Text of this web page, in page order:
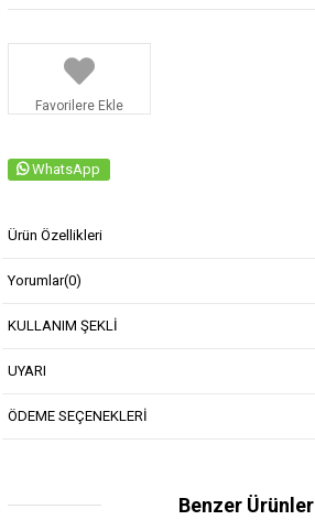
Favorilere Ekle
WhatsApp
Ürün Özellikleri
Yorumlar(0)
KULLANIM ŞEKLİ
UYARI
ÖDEME SEÇENEKLERİ
Benzer Ürünler